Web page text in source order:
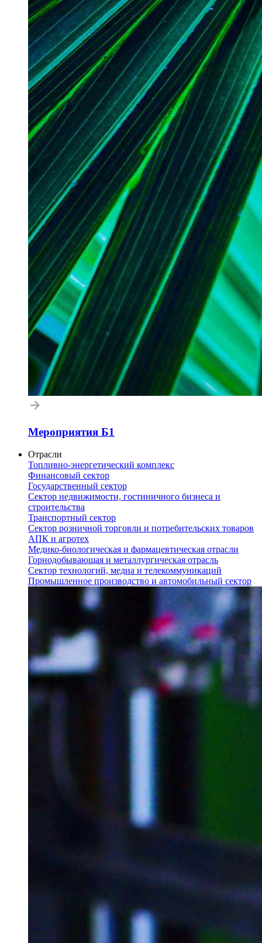
Мероприятия Б1
Отрасли
Топливно-энергетический комплекс
Финансовый сектор
Государственный сектор
Сектор недвижимости, гостиничного бизнеса и
строительства
Транспортный сектор
Сектор розничной торговли и потребительских товаров
АПК и агротех
Медико-биологическая и фармацевтическая отрасли
Горнодобывающая и металлургическая отрасль
Сектор технологий, медиа и телекоммуникаций
Промышленное производство и автомобильный сектор